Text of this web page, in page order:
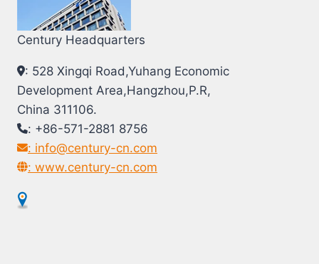
Century Headquarters
: 528 Xingqi Road,Yuhang Economic
Development Area,Hangzhou,P.R,
China 311106.
: +86-571-2881 8756
: info@century-cn.com
: www.century-cn.com